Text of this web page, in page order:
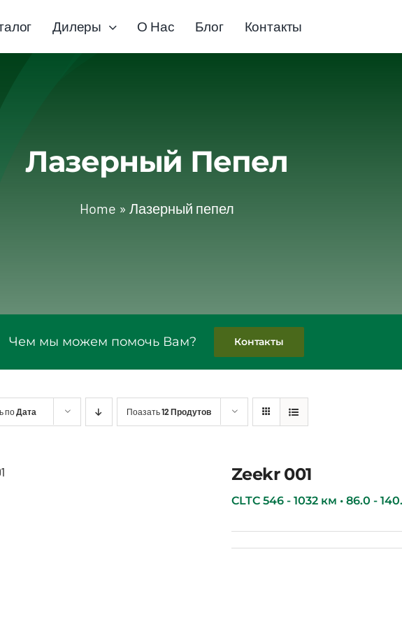
Дилеры О Нас Блог Контакты
Лазерный Пепел
Home » Лазерный пепел
Чем мы можем помочь Вам? Контакты
поДата Поазать12 Продутов
Zeekr 001
CLTC 546 - 1032 км • 86.0 -